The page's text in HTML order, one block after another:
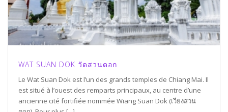
WAT SUAN DOK วัดสวนดอก
Le Wat Suan Dok est l’un des grands temples de Chiang Mai. Il
est situé à l’ouest des remparts principaux, au centre d’une
ancienne cité fortifiée nommée Wiang Suan Dok (เวียงสวน